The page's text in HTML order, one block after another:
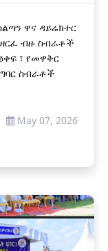
ዋና ዳይሬክተር
ብዙ ስብራቶች
፣ የመዋቅር
ስብራቶች
May 07, 2026